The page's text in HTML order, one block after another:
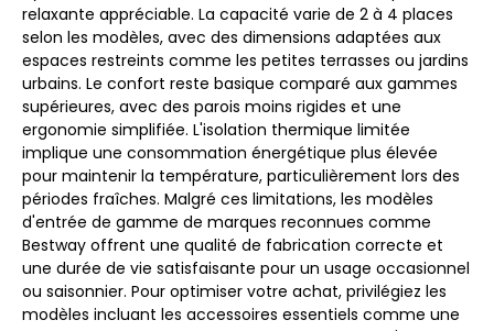
relaxante appréciable. La capacité varie de 2 à 4 places
selon les modèles, avec des dimensions adaptées aux
espaces restreints comme les petites terrasses ou jardins
urbains. Le confort reste basique comparé aux gammes
supérieures, avec des parois moins rigides et une
ergonomie simplifiée. L'isolation thermique limitée
implique une consommation énergétique plus élevée
pour maintenir la température, particulièrement lors des
périodes fraîches. Malgré ces limitations, les modèles
d'entrée de gamme de marques reconnues comme
Bestway offrent une qualité de fabrication correcte et
une durée de vie satisfaisante pour un usage occasionnel
ou saisonnier. Pour optimiser votre achat, privilégiez les
modèles incluant les accessoires essentiels comme une